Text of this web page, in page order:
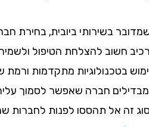
בשירותי ביובית, בחירת חברה
להצלחת הטיפול ולשמירה
מתקדמות ורמת
חברה שאפשר לסמוך עליה.
אל תהססו לפנות לחברות